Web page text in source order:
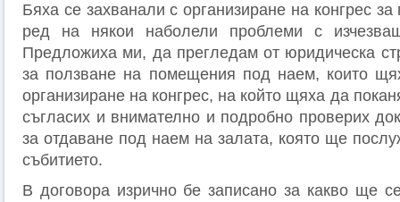
Бяха се захванали с организиране на конгрес
ред на някои наболели проблеми с
Предложиха ми, да прегледам от юридическа
за ползване на помещения под наем, които
организиране на конгрес, на който щяха да
съгласих и внимателно и подробно проверих
за отдаване под наем на залата, която ще
събитието.
В договора изрично бе записано за какво ще